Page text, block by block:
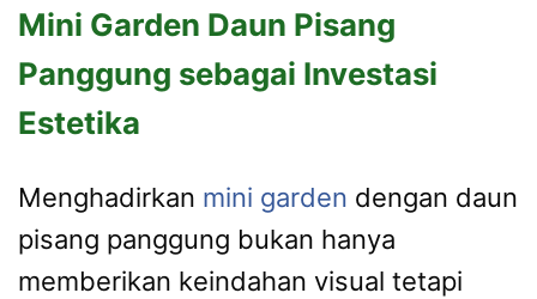
Mini Garden Daun Pisang
Panggung sebagai Investasi
Estetika
Menghadirkan mini garden dengan daun
pisang panggung bukan hanya
memberikan keindahan visual tetapi